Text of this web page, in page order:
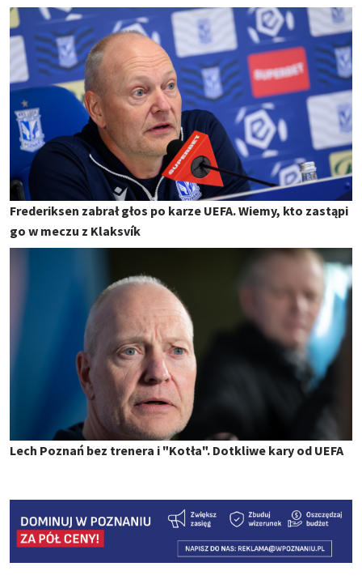
Frederiksen zabrał głos po karze UEFA. Wiemy, kto zastąpi
go w meczu z Klaksvík
Lech Poznań bez trenera i "Kotła". Dotkliwe kary od UEFA